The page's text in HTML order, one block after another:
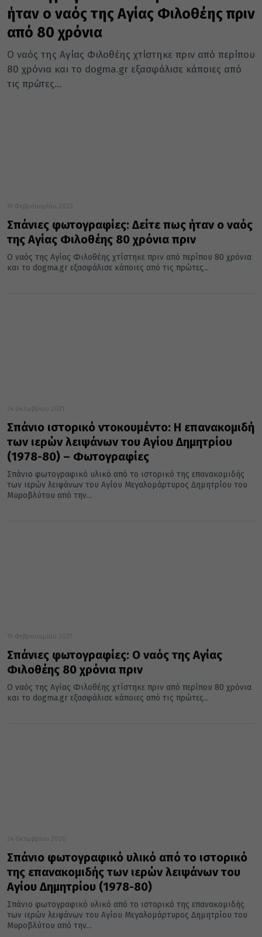
ήταν ο ναός της Αγίας Φιλοθέης πριν
από 80 χρόνια
Ο ναός της Αγίας Φιλοθέης χτίστηκε πριν από περίπου
80 χρόνια και το dogma.gr εξασφάλισε κάποιες από
τις πρώτες...
19 Φεβρουαρίου 2022
Σπάνιες φωτογραφίες: Δείτε πως ήταν ο ναός
της Αγίας Φιλοθέης 80 χρόνια πριν
Ο ναός της Αγίας Φιλοθέης χτίστηκε πριν από περίπου 80 χρόνια
και το dogma.gr εξασφάλισε κάποιες από τις πρώτες...
24 Οκτωβρίου 2021
Σπάνιο ιστορικό ντοκουμέντο: Η επανακομιδή
των ιερών λειψάνων του Αγίου Δημητρίου
(1978-80) – Φωτογραφίες
Σπάνιο φωτογραφικό υλικό από το ιστορικό της επανακομιδής
των ιερών λειψάνων του Αγίου Μεγαλομάρτυρος Δημητρίου του
Μυροβλύτου από την...
19 Φεβρουαρίου 2021
Σπάνιες φωτογραφίες: Ο ναός της Αγίας
Φιλοθέης 80 χρόνια πριν
Ο ναός της Αγίας Φιλοθέης χτίστηκε πριν από περίπου 80 χρόνια
και το dogma.gr εξασφάλισε κάποιες από τις πρώτες...
24 Οκτωβρίου 2020
Σπάνιο φωτογραφικό υλικό από το ιστορικό
της επανακομιδής των ιερών λειψάνων του
Αγίου Δημητρίου (1978-80)
Σπάνιο φωτογραφικό υλικό από το ιστορικό της επανακομιδής
των ιερών λειψάνων του Αγίου Μεγαλομάρτυρος Δημητρίου του
Μυροβλύτου από την...